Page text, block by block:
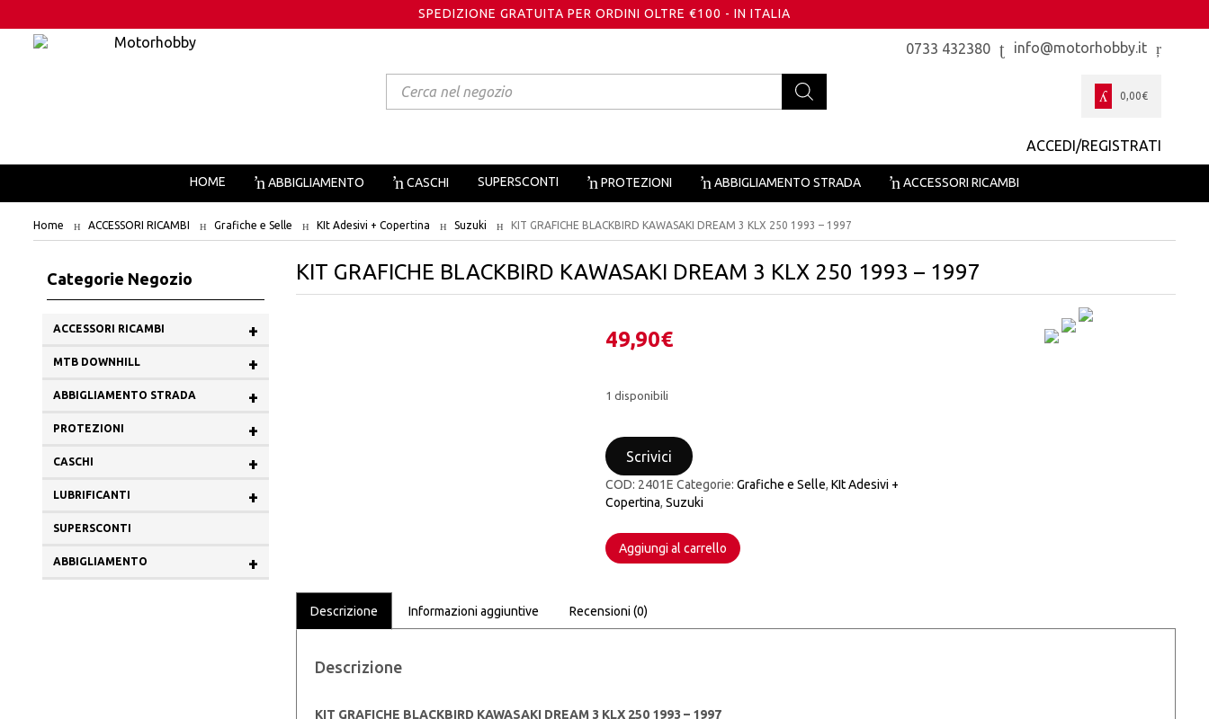
SPEDIZIONE GRATUITA PER ORDINI OLTRE €100 - IN ITALIA
Products
search
info@motorhobby.it
0733 432380
0,00€
ACCEDI/REGISTRATI
HOME ABBIGLIAMENTO CASCHI SUPERSCONTI PROTEZIONI ABBIGLIAMENTO STRADA ACCESSORI RICAMBI
Home ACCESSORI RICAMBI Grafiche e Selle KIt Adesivi + Copertina Suzuki KIT GRAFICHE BLACKBIRD KAWASAKI DREAM 3 KLX 250 1993 – 1997
Categorie Negozio
+
ACCESSORI RICAMBI
+
MTB DOWNHILL
+
ABBIGLIAMENTO STRADA
+
PROTEZIONI
+
CASCHI
+
LUBRIFICANTI
SUPERSCONTI
+
ABBIGLIAMENTO
KIT GRAFICHE BLACKBIRD KAWASAKI DREAM 3 KLX 250 1993 – 1997
49,90€
1 disponibili
GRAFICHE
BLACKBIRD
KAWASAKI DREAM
3
KLX
1993
-
Scrivici
COD: 2401E Categorie:Grafiche e Selle,KIt Adesivi +
Copertina,Suzuki
Aggiungi al carrello
Descrizione Informazioni aggiuntive Recensioni (0)
Descrizione
KIT GRAFICHE BLACKBIRD KAWASAKI DREAM 3 KLX 250 1993 – 1997